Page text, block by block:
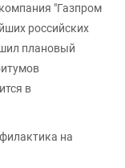
"Газпром
российских
плановый
в
на